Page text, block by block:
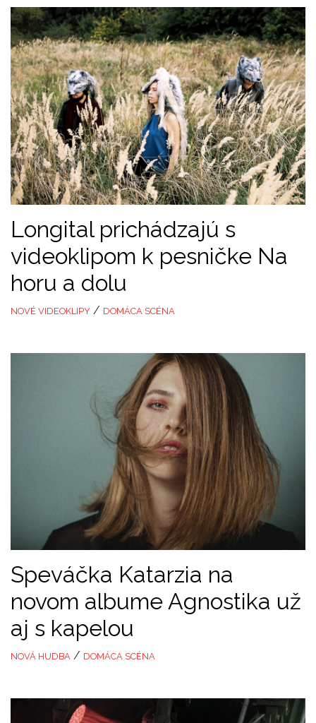
Longital prichádzajú s
videoklipom k pesničke Na
horu a dolu
NOVÉ VIDEOKLIPY / DOMÁCA SCÉNA
Speváčka Katarzia na
novom albume Agnostika už
aj s kapelou
NOVÁ HUDBA / DOMÁCA SCÉNA